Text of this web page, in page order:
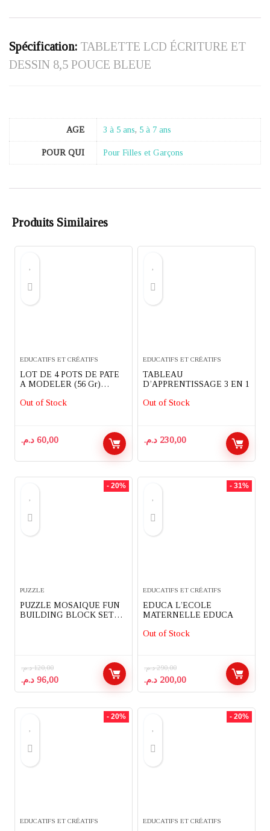
Spécification: TABLETTE LCD ÉCRITURE ET
DESSIN 8,5 POUCE BLEUE
AGE 3 à 5 ans, 5 à 7 ans
POUR QUI Pour Filles et Garçons
Produits Similaires
EDUCATIFS ET CRÉATIFS
LOT DE 4 POTS DE PATE
A MODELER (56 Gr)
Out of Stock
60,00 د.م.
EDUCATIFS ET CRÉATIFS
TABLEAU
D’APPRENTISSAGE 3 EN 1
Out of Stock
230,00 د.م.
- 20%
PUZZLE
PUZZLE MOSAIQUE FUN
BUILDING BLOCK SET
120,00 د.م.
Le
prix
96,00 د.م.
Le
prix
- 31%
EDUCATIFS ET CRÉATIFS
EDUCA L’ECOLE
MATERNELLE EDUCA
Out of Stock
290,00 د.م.
Le
prix
200,00 د.م.
Le
prix
- 20%
EDUCATIFS ET CRÉATIFS
- 20%
EDUCATIFS ET CRÉATIFS